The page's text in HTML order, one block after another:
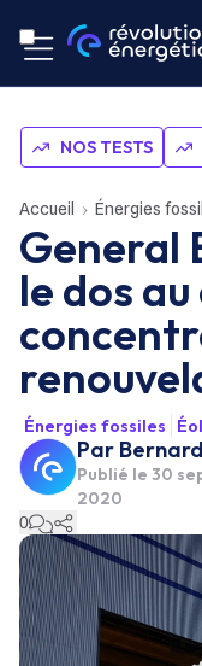
NOS TESTS
Accueil Énergies
General
le dos
Énergies fossiles
Par
Publié le 30
2020
0